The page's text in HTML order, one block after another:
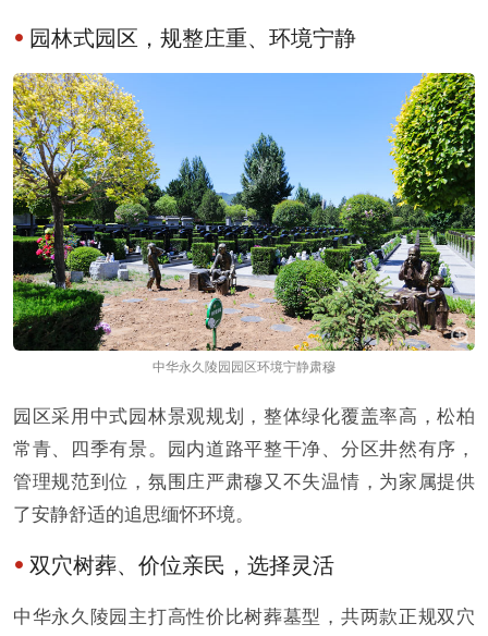
园林式园区，规整庄重、环境宁静
中华永久陵园园区环境宁静肃穆
园区采用中式园林景观规划，整体绿化覆盖率高，松柏
常青、四季有景。园内道路平整干净、分区井然有序，
管理规范到位，氛围庄严肃穆又不失温情，为家属提供
了安静舒适的追思缅怀环境。
双穴树葬、价位亲民，选择灵活
中华永久陵园主打高性价比树葬墓型，共两款正规双穴